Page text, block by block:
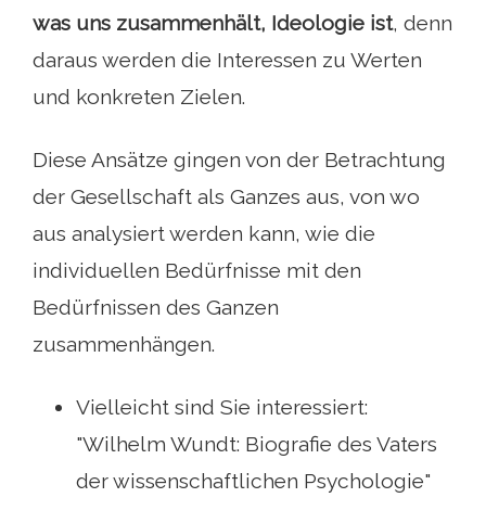
was uns zusammenhält, Ideologie ist, denn
daraus werden die Interessen zu Werten
und konkreten Zielen.
Diese Ansätze gingen von der Betrachtung
der Gesellschaft als Ganzes aus, von wo
aus analysiert werden kann, wie die
individuellen Bedürfnisse mit den
Bedürfnissen des Ganzen
zusammenhängen.
Vielleicht sind Sie interessiert:
"Wilhelm Wundt: Biografie des Vaters
der wissenschaftlichen Psychologie"